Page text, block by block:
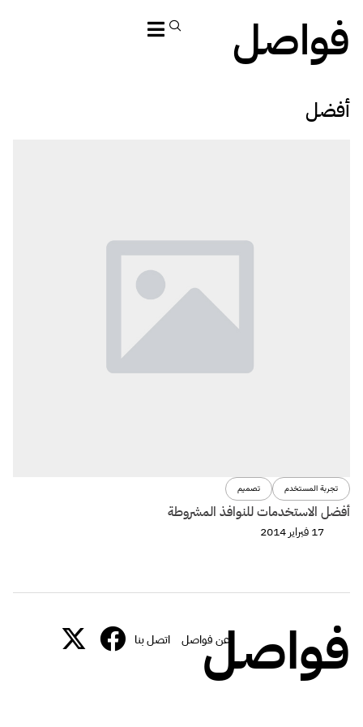
فواصل
أفضل
تجربة المستخدم تصميم
أفضل الاستخدمات للنوافذ المشروطة
17 فبراير 2014
فواصل
عن فواصل اتصل بنا